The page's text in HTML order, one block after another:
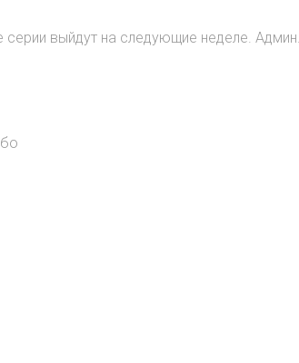
выйдут на следующие неделе.